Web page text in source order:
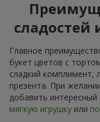
сладостей
Главное
букет цветов с
сладкий комплимент,
презента. При
добавить интересный
мягкую игрушку или